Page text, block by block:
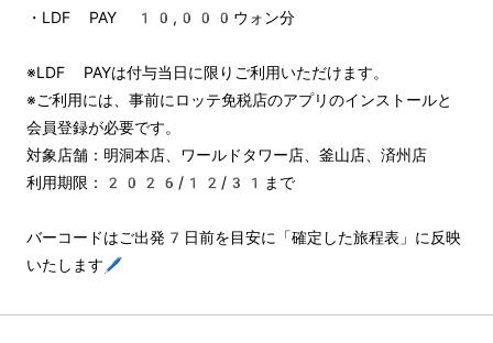
・LDF PAY 10,000ウォン分
※LDF PAYは付与当日に限りご利用いただけます。
※ご利用には、事前にロッテ免税店のアプリのインストールと
会員登録が必要です。
対象店舗：明洞本店、ワールドタワー店、釜山店、済州店
利用期限：2026/12/31まで
バーコードはご出発7日前を目安に「確定した旅程表」に反映
いたします🖊️